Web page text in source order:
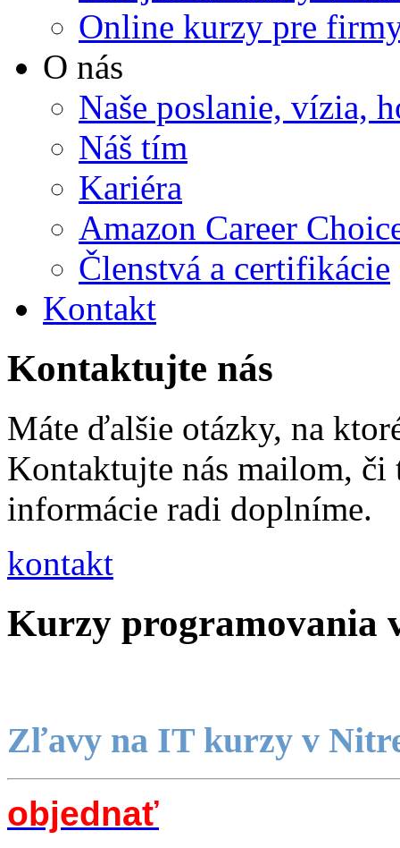
Online kurzy pre
O nás
Naše poslanie, vízia,
Náš tím
Kariéra
Amazon Career
Členstvá a certifikácie
Kontakt
Kontaktujte nás
Máte ďalšie otázky, na
Kontaktujte nás mailom, či
informácie radi doplníme.
kontakt
Kurzy programovania
Zľavy na IT kurzy v
objednať